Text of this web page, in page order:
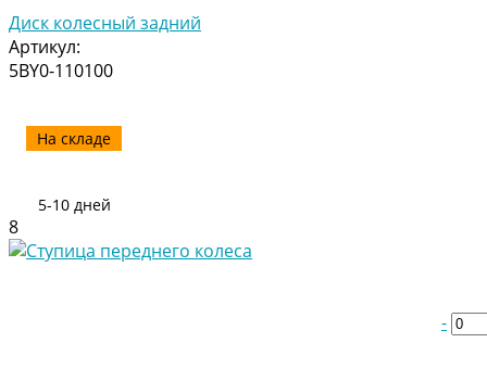
Диск колесный задний
Артикул:
5BY0-110100
На складе
5-10 дней
8
-